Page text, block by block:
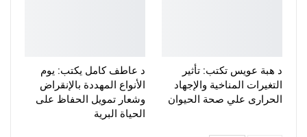
د هبة عويس تكتب: تأثير
التغيرات المناخية والإجهاد
الحرارى علي صحة الحيوان
د عاطف كامل يكتب: يوم
الأنواع المهددة بالإنقراض
وشعار تمويل الحفاظ على
الحياة البرية